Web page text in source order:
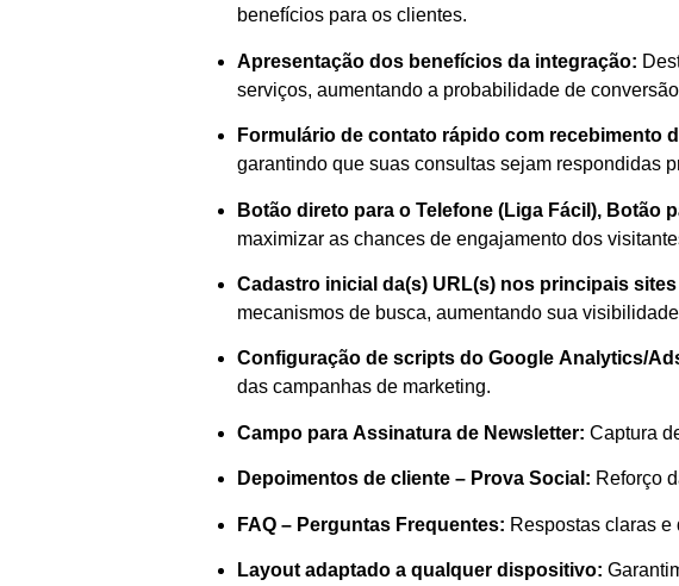
benefícios para os clientes.
Apresentação dos benefícios da integração:
serviços, aumentando a probabilidade de
Formulário de contato rápido com recebimento
garantindo que suas consultas sejam respondidas
Botão direto para o Telefone (Liga Fácil), Botão
maximizar as chances de engajamento dos
Cadastro inicial da(s) URL(s) nos principais
mecanismos de busca, aumentando sua
Configuração de scripts do Google Analytics/
das campanhas de marketing.
Campo para Assinatura de Newsletter: Captura
Depoimentos de cliente – Prova Social: Reforço
FAQ – Perguntas Frequentes: Respostas claras
Layout adaptado a qualquer dispositivo: